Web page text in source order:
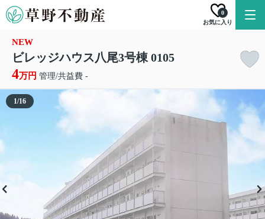
お気に入り
0
NEW
ビレッジハウス八尾3号棟 0105
4万円 管理/共益費 -
1/16